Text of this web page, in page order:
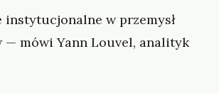
w przemysł
— mówi Yann Louvel, analityk